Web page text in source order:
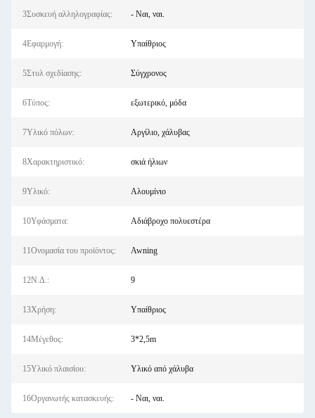
3Συσκευή αλληλογραφίας: - Ναι, ναι.
4Εφαρμογή: Υπαίθριος
5Στυλ σχεδίασης: Σύγχρονος
6Τύπος: εξωτερικό, μόδα
7Υλικό πόλων: Αργίλιο, χάλυβας
8Χαρακτηριστικό: σκιά ήλιων
9Υλικό: Αλουμίνιο
10Υφάσματα: Αδιάβροχο πολυεστέρα
11Ονομασία του προϊόντος: Awning
12Ν.Δ.: 9
13Χρήση: Υπαίθριος
14Μέγεθος: 3*2,5m
15Υλικό πλαισίου: Υλικό από χάλυβα
16Οργανωτής κατασκευής: - Ναι, ναι.